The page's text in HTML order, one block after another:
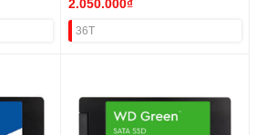
2.050.000₫
36T